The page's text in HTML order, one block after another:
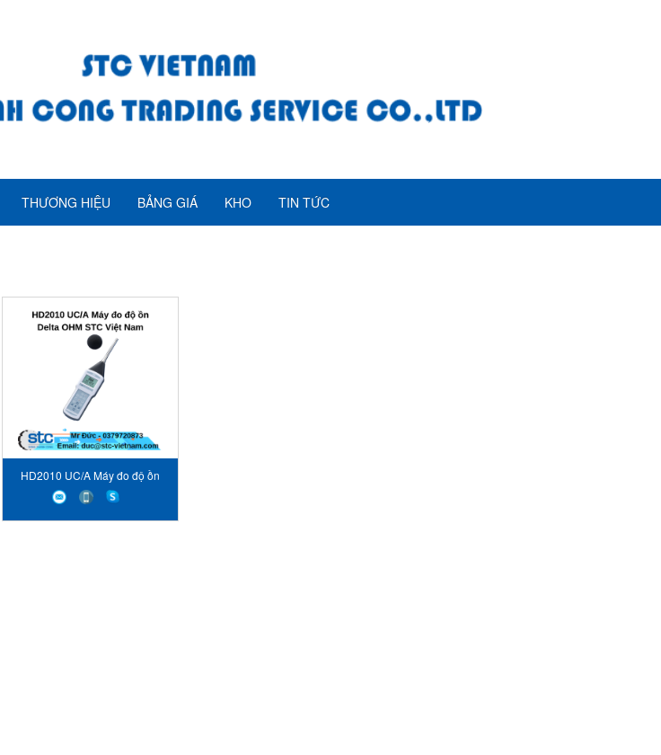
THƯƠNG HIỆU BẢNG GIÁ KHO TIN TỨC
HD2010 UC/A Máy đo độ ồn
Delta OHM